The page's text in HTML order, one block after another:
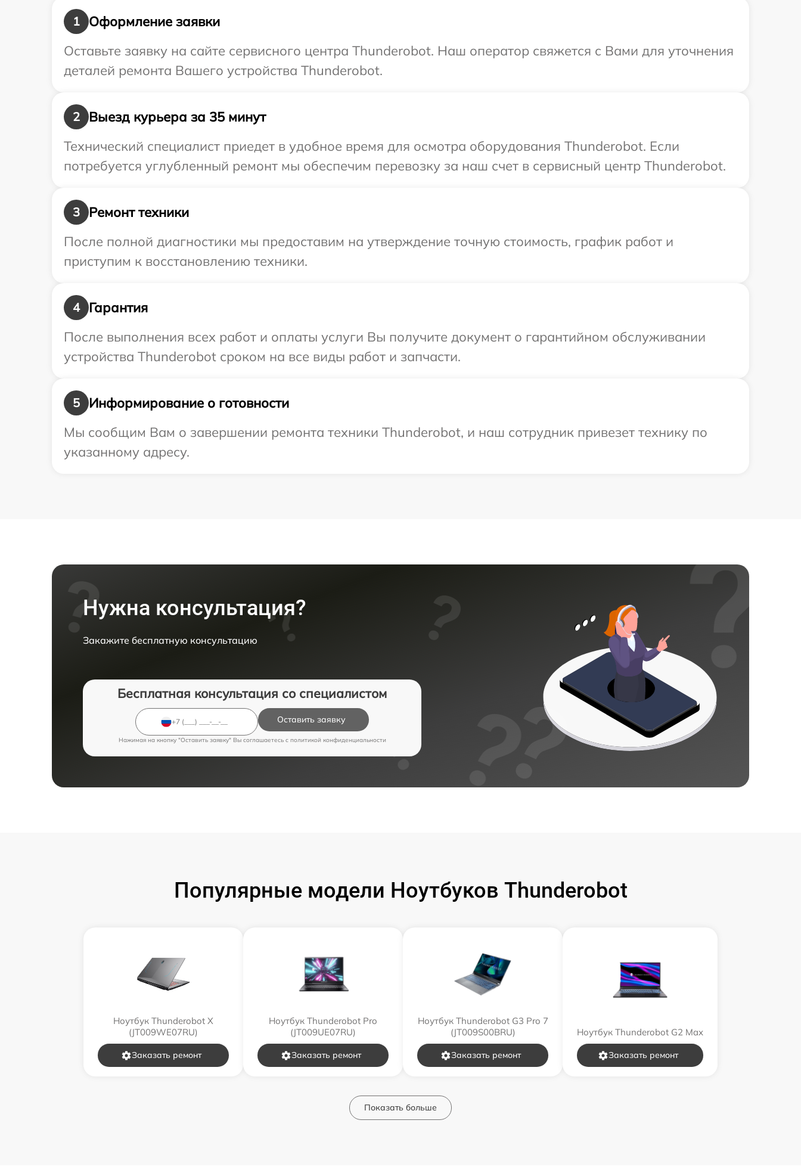
1
Оформление заявки
Оставьте заявку на сайте сервисного центра Thunderobot. Наш оператор свяжется с Вами для уточнения
деталей ремонта Вашего устройства Thunderobot.
2
Выезд курьера за 35 минут
Технический специалист приедет в удобное время для осмотра оборудования Thunderobot. Если
потребуется углубленный ремонт мы обеспечим перевозку за наш счет в сервисный центр Thunderobot.
3
Ремонт техники
После полной диагностики мы предоставим на утверждение точную стоимость, график работ и
приступим к восстановлению техники.
4
Гарантия
После выполнения всех работ и оплаты услуги Вы получите документ о гарантийном обслуживании
устройства Thunderobot сроком на все виды работ и запчасти.
5
Информирование о готовности
Мы сообщим Вам о завершении ремонта техники Thunderobot, и наш сотрудник привезет технику по
указанному адресу.
Нужна консультация?
Закажите бесплатную консультацию
Бесплатная консультация со специалистом
Оставить заявку
Нажимая на кнопку "Оставить заявку" Вы соглашаетесь c политикой конфиденциальности
Популярные модели Ноутбуков Thunderobot
Ноутбук Thunderobot X
(JT009WE07RU)
Заказать ремонт
Ноутбук Thunderobot Pro
(JT009UE07RU)
Заказать ремонт
Ноутбук Thunderobot G3 Pro 7
(JT009S00BRU)
Заказать ремонт
Ноутбук Thunderobot G2 Max
Заказать ремонт
Показать больше